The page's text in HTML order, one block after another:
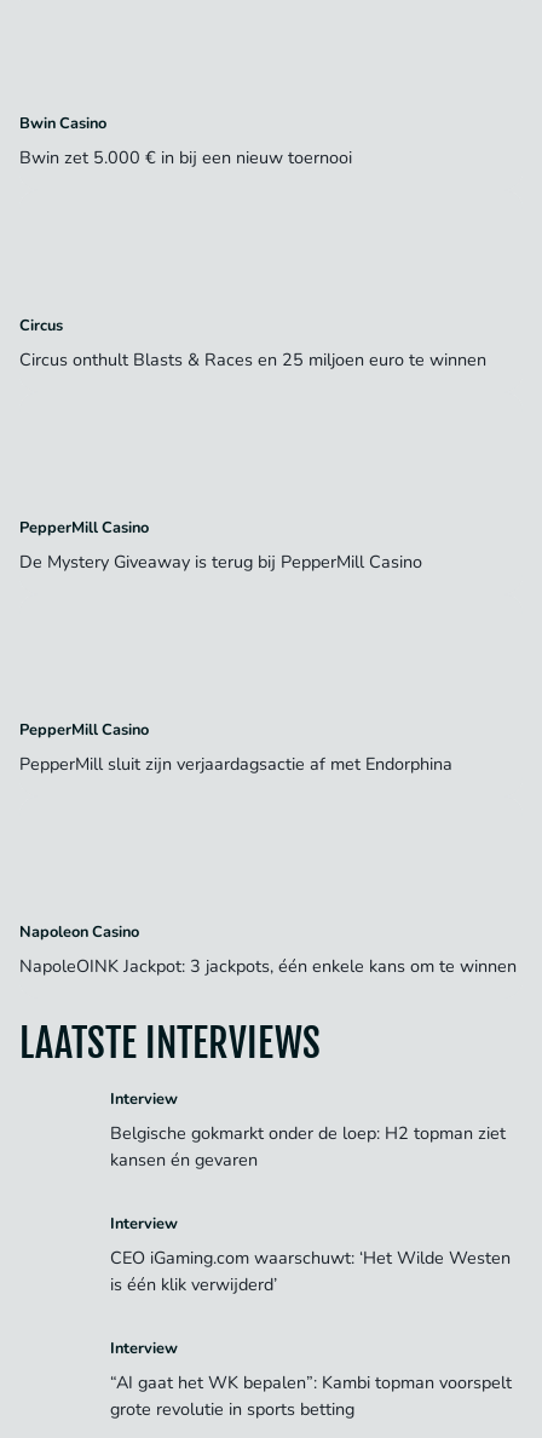
Bwin Casino
Bwin zet 5.000 € in bij een nieuw toernooi
Circus
Circus onthult Blasts & Races en 25 miljoen euro te winnen
PepperMill Casino
De Mystery Giveaway is terug bij PepperMill Casino
PepperMill Casino
PepperMill sluit zijn verjaardagsactie af met Endorphina
Napoleon Casino
NapoleOINK Jackpot: 3 jackpots, één enkele kans om te winnen
LAATSTE INTERVIEWS
Interview
Belgische gokmarkt onder de loep: H2 topman ziet
kansen én gevaren
Interview
CEO iGaming.com waarschuwt: ‘Het Wilde Westen
is één klik verwijderd’
Interview
“AI gaat het WK bepalen”: Kambi topman voorspelt
grote revolutie in sports betting